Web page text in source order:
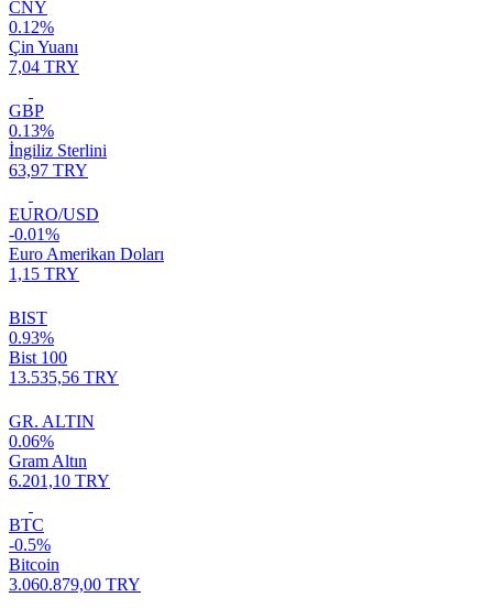
CNY
0.12%
Çin Yuanı
7,04 TRY
GBP
0.13%
İngiliz Sterlini
63,97 TRY
EURO/USD
-0.01%
Euro Amerikan Doları
1,15 TRY
BIST
0.93%
Bist 100
13.535,56 TRY
GR. ALTIN
0.06%
Gram Altın
6.201,10 TRY
BTC
-0.5%
Bitcoin
3.060.879,00 TRY